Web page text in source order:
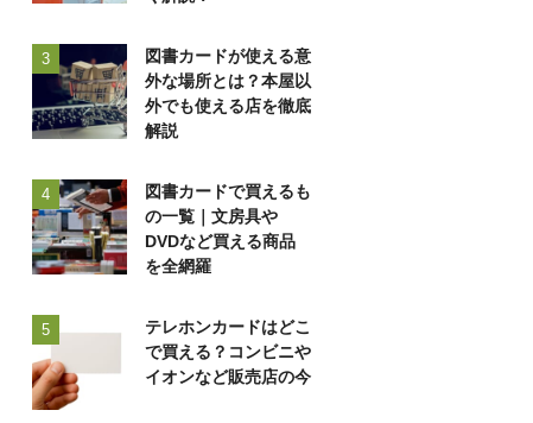
3
図書カードが使える意
外な場所とは？本屋以
外でも使える店を徹底
解説
4
図書カードで買えるも
の一覧｜文房具や
DVDなど買える商品
を全網羅
5
テレホンカードはどこ
で買える？コンビニや
イオンなど販売店の今